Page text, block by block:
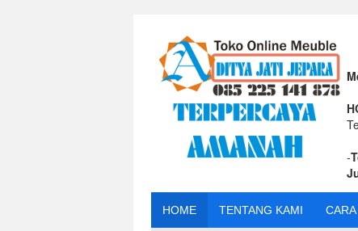
-
HOME TENTANG KAMI